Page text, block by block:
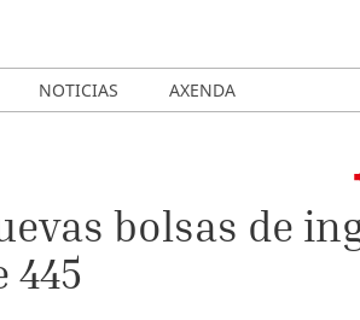
NOTICIAS AXENDA
bolsas de